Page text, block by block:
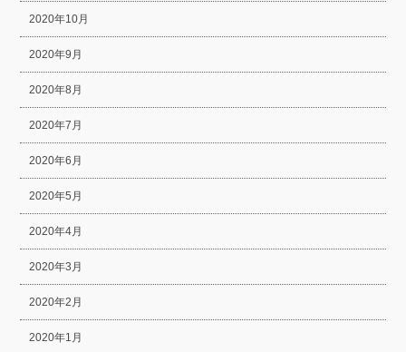
2020年10月
2020年9月
2020年8月
2020年7月
2020年6月
2020年5月
2020年4月
2020年3月
2020年2月
2020年1月